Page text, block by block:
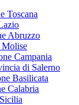
Toscana
Abruzzo
Molise
Campania
di Salerno
Basilicata
Calabria